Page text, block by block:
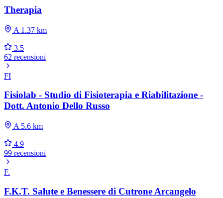
Therapia
A 1.37 km
3.5
62 recensioni
FI
Fisiolab - Studio di Fisioterapia e Riabilitazione -
Dott. Antonio Dello Russo
A 5.6 km
4.9
99 recensioni
F.
F.K.T. Salute e Benessere di Cutrone Arcangelo